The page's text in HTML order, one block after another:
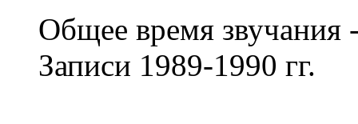
Общее время звучания
Записи 1989-1990 гг.